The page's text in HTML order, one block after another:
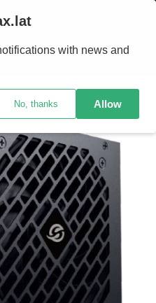
with news and
No, thanks Allow